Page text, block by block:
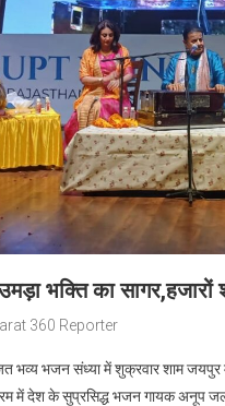
भक्ति का सागर,हजारों
360 Reporter
भव्य भजन संध्या में शुक्रवार शाम
में देश के सुप्रसिद्ध भजन गायक अनूप